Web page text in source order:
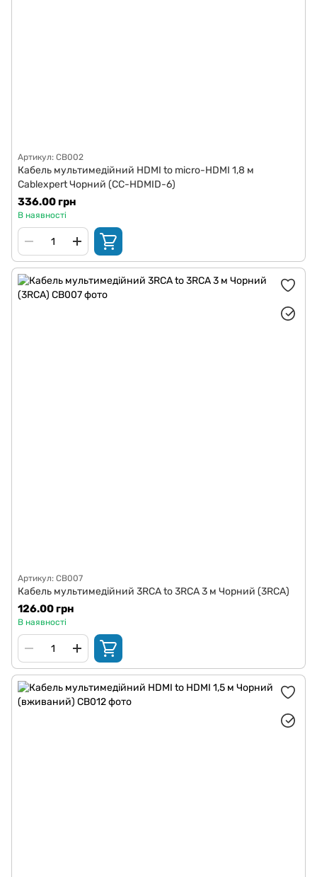
Артикул: CB002
Кабель мультимедійний HDMI to micro-HDMI 1,8 м
Cablexpert Чорний (CC-HDMID-6)
336.00 грн
В наявності
Артикул: CB007
Кабель мультимедійний 3RCA to 3RCA 3 м Чорний (3RCA)
126.00 грн
В наявності